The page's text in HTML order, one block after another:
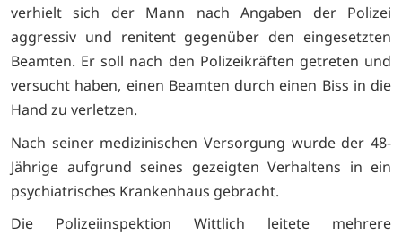
verhielt sich der Mann nach Angaben der Polizei
aggressiv und renitent gegenüber den eingesetzten
Beamten. Er soll nach den Polizeikräften getreten und
versucht haben, einen Beamten durch einen Biss in die
Hand zu verletzen.
Nach seiner medizinischen Versorgung wurde der 48-
Jährige aufgrund seines gezeigten Verhaltens in ein
psychiatrisches Krankenhaus gebracht.
Die Polizeiinspektion Wittlich leitete mehrere